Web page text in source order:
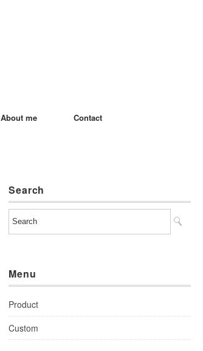
About me Contact
Search
Menu
Product
Custom